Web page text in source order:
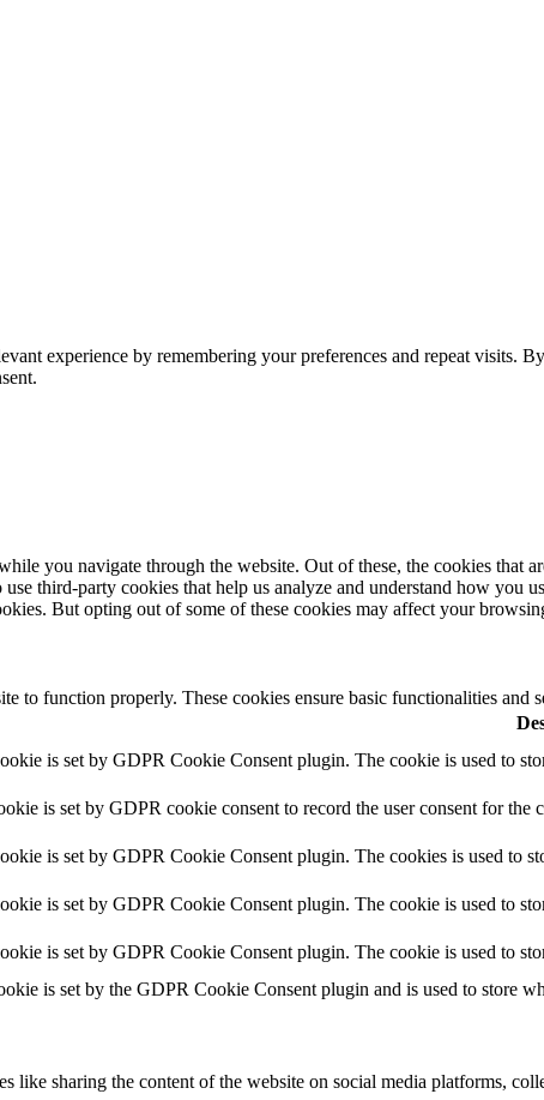
experience by remembering your preferences and repeat
you navigate through the website. Out of these, the cookies that
third-party cookies that help us analyze and understand how
But opting out of some of these cookies may affect your
to function properly. These cookies ensure basic functionalities and
is set by GDPR Cookie Consent plugin. The cookie is used to
is set by GDPR cookie consent to record the user consent for
is set by GDPR Cookie Consent plugin. The cookies is used to
is set by GDPR Cookie Consent plugin. The cookie is used to
is set by GDPR Cookie Consent plugin. The cookie is used to
is set by the GDPR Cookie Consent plugin and is used to store
like sharing the content of the website on social media platforms,